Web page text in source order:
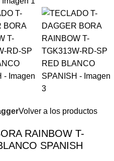
Volver a los productos
RAINBOW T-
SPANISH